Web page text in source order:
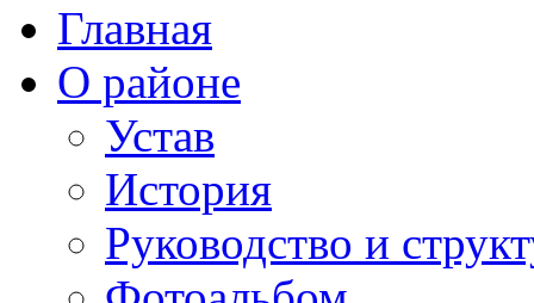
Главная
О районе
Устав
История
Руководство и